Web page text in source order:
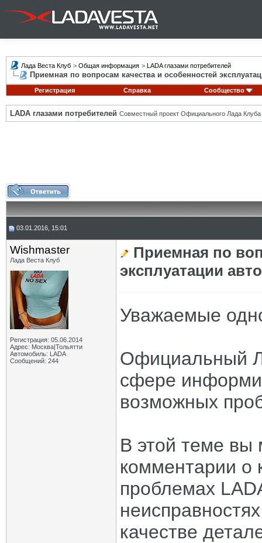
Лада Веста Клуб > Общая информация > LADA глазами потребителей
Приемная по вопросам качества и особенностей
Регистрация Справка Сообщество
LADA глазами потребителей Совместный проект Официального Лада
03.01.2016, 15:01
Wishmaster
Лада Веста Клуб
Регистрация: 05.06.2014
Адрес: Москва|Тольятти
Автомобиль: LADA
Сообщений: 244
Приемная по
эксплуатации
Уважаемые
Официальный
сфере
возможных
В этой теме вы
комментарии о
проблемах
качестве